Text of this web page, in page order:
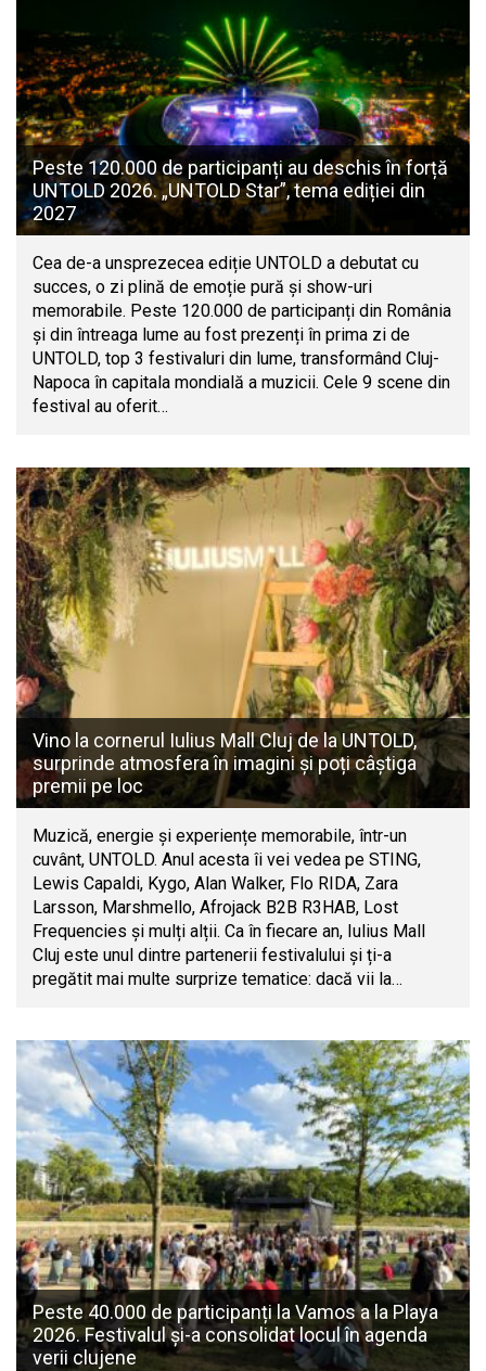
Peste 120.000 de participanți au deschis în forță
UNTOLD 2026. „UNTOLD Star”, tema ediției din
2027
Cea de-a unsprezecea ediție UNTOLD a debutat cu
succes, o zi plină de emoție pură și show-uri
memorabile. Peste 120.000 de participanți din România
și din întreaga lume au fost prezenți în prima zi de
UNTOLD, top 3 festivaluri din lume, transformând Cluj-
Napoca în capitala mondială a muzicii. Cele 9 scene din
festival au oferit…
Vino la cornerul Iulius Mall Cluj de la UNTOLD,
surprinde atmosfera în imagini și poți câștiga
premii pe loc
Muzică, energie și experiențe memorabile, într-un
cuvânt, UNTOLD. Anul acesta îi vei vedea pe STING,
Lewis Capaldi, Kygo, Alan Walker, Flo RIDA, Zara
Larsson, Marshmello, Afrojack B2B R3HAB, Lost
Frequencies și mulți alții. Ca în fiecare an, Iulius Mall
Cluj este unul dintre partenerii festivalului și ți-a
pregătit mai multe surprize tematice: dacă vii la…
Peste 40.000 de participanți la Vamos a la Playa
2026. Festivalul și-a consolidat locul în agenda
verii clujene